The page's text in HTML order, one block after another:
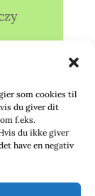
som cookies til
du giver dit
f.eks.
du ikke giver
have en negativ